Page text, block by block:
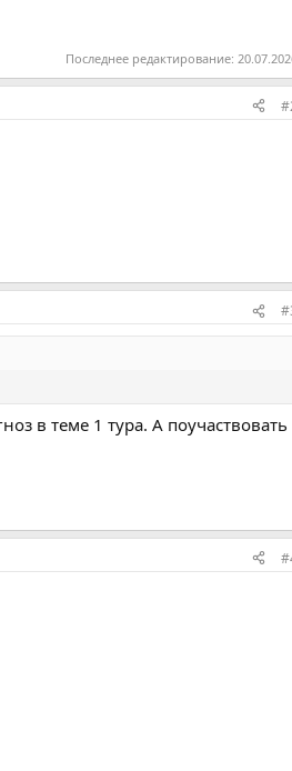
Последнее редактирование:
в теме 1 тура. А поучаствовать